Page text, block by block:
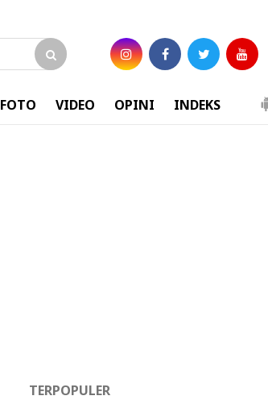
FOTO VIDEO OPINI INDEKS
TERPOPULER